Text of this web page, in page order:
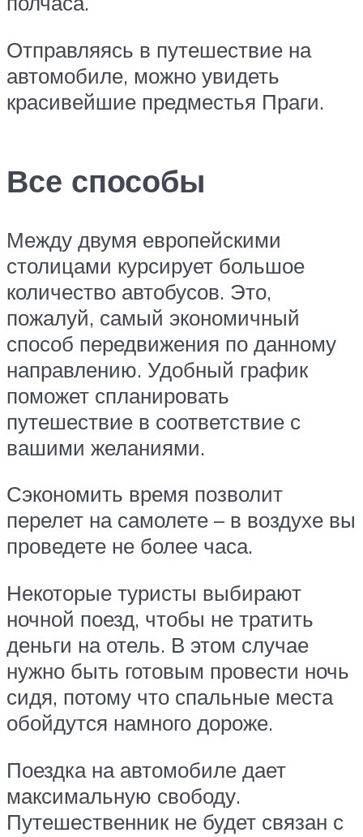
Отправляясь в путешествие на
автомобиле, можно увидеть
красивейшие предместья Праги.
Все способы
Между двумя европейскими
столицами курсирует большое
количество автобусов. Это,
пожалуй, самый экономичный
способ передвижения по данному
направлению. Удобный график
поможет спланировать
путешествие в соответствие с
вашими желаниями.
Сэкономить время позволит
перелет на самолете – в воздухе вы
проведете не более часа.
Некоторые туристы выбирают
ночной поезд, чтобы не тратить
деньги на отель. В этом случае
нужно быть готовым провести ночь
сидя, потому что спальные места
обойдутся намного дороже.
Поездка на автомобиле дает
максимальную свободу.
Путешественник не будет связан с